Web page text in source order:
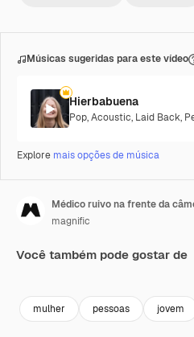
Músicas sugeridas para este vídeo
Hierbabuena
Pop,Acoustic, Laid Back,
Explore mais opções de música
Médico ruivo na frente da
magnific
Você também pode gostar de
mulher pessoas jovem